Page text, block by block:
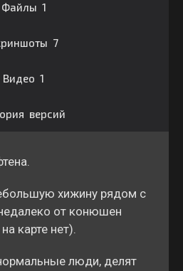
Файлы 1
7
Видео 1
версий
хижину рядом с
от конюшен
карте нет).
люди, делят